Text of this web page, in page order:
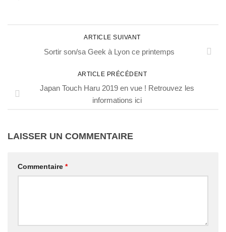
ARTICLE SUIVANT
Sortir son/sa Geek à Lyon ce printemps
ARTICLE PRÉCÉDENT
Japan Touch Haru 2019 en vue ! Retrouvez les
informations ici
LAISSER UN COMMENTAIRE
Commentaire *